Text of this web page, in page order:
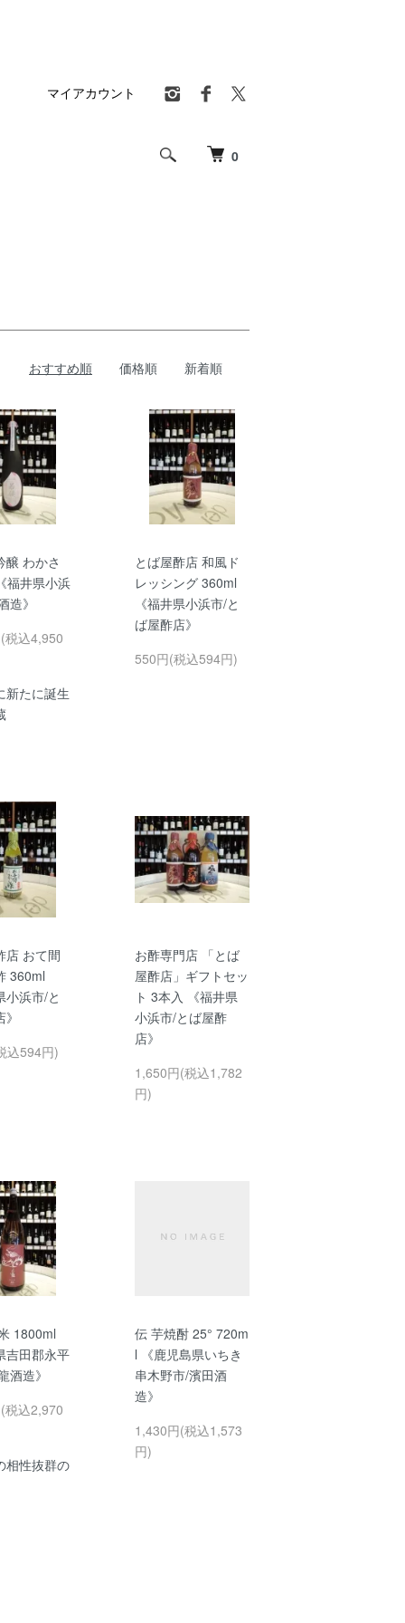
0
マイアカウント
おすすめ順 価格順 新着順
醸 わかさ
福井県小浜
造》
税込4,950
新たに誕生
とば屋酢店 和風ド
レッシング 360ml
《福井県小浜市/と
ば屋酢店》
550円(税込594円)
店 おて間
360ml
小浜市/と
込594円)
お酢専門店 「とば
屋酢店」ギフトセッ
ト 3本入 《福井県
小浜市/とば屋酢
店》
1,650円(税込1,782
円)
1800ml
吉田郡永平
酒造》
税込2,970
相性抜群の
伝 芋焼酎 25° 720m
l 《鹿児島県いちき
串木野市/濱田酒
造》
1,430円(税込1,573
円)